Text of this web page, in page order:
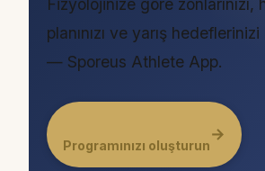
planınızı ve yarış
— Sporeus Athlete App.
Programınızı oluşturun
→